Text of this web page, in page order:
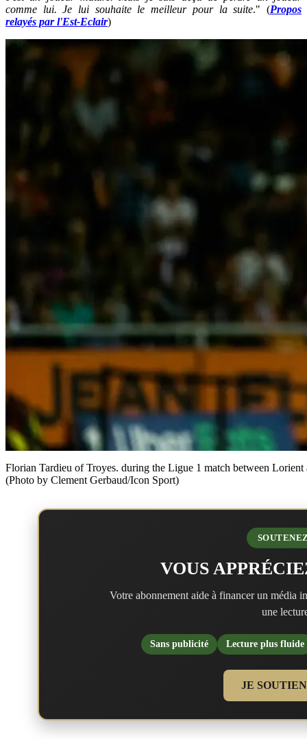
comme lui. Je lui souhaite le meilleur pour la suite." (Propos
relayés par l'Est-Eclair)
Florian Tardieu of Troyes. during the Ligue 1 match between
(Photo by Clement Gerbaud/Icon Sport)
VOUS
Votre abonnement aide à financer un média
une
Sans publicité Lecture plus fluide
JE